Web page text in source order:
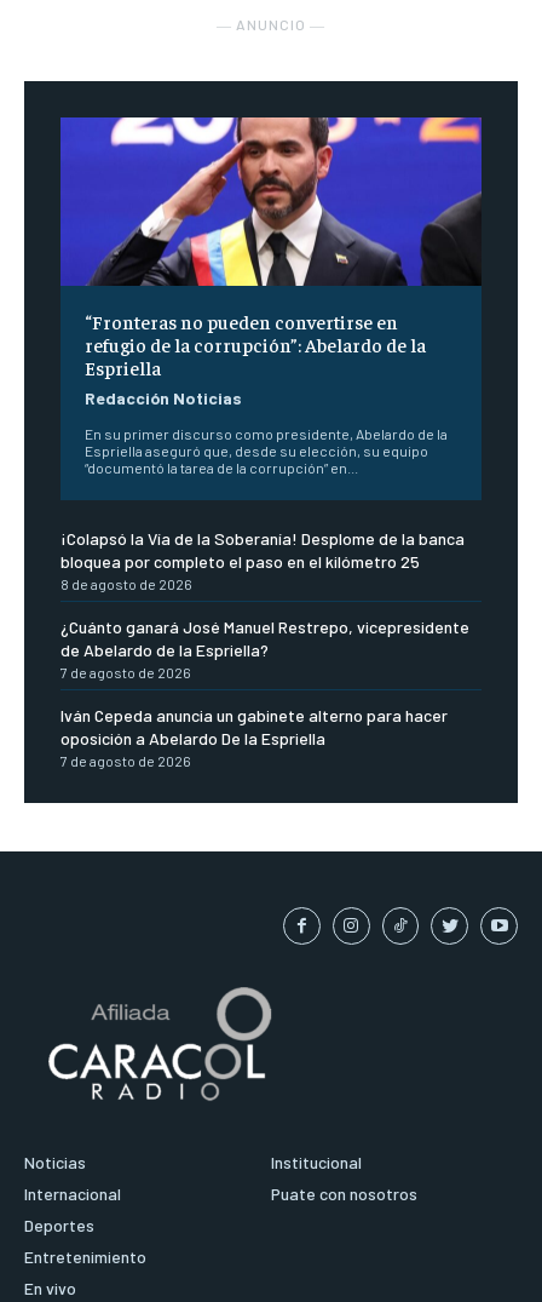
― ANUNCIO ―
“Fronteras no pueden convertirse en
refugio de la corrupción”: Abelardo de la
Espriella
Redacción Noticias
En su primer discurso como presidente, Abelardo de la
Espriella aseguró que, desde su elección, su equipo
“documentó la tarea de la corrupción” en...
¡Colapsó la Vía de la Soberanía! Desplome de la banca
bloquea por completo el paso en el kilómetro 25
8 de agosto de 2026
¿Cuánto ganará José Manuel Restrepo, vicepresidente
de Abelardo de la Espriella?
7 de agosto de 2026
Iván Cepeda anuncia un gabinete alterno para hacer
oposición a Abelardo De la Espriella
7 de agosto de 2026
Noticias
Internacional
Deportes
Entretenimiento
En vivo
Institucional
Puate con nosotros